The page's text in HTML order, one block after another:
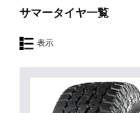
サマータイヤ一覧
表示